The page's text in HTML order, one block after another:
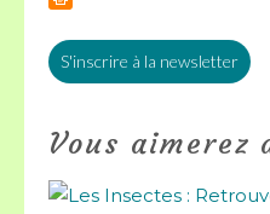
S'inscrire à la newsletter
Vous aimerez